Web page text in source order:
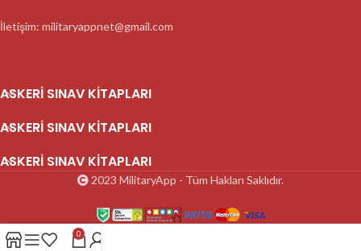
İletişim: militaryappnet@gmail.com
ASKERI SINAV KITAPLARI
ASKERI SINAV KITAPLARI
ASKERI SINAV KITAPLARI
2023 MilitaryApp - Tüm Hakları Saklıdır.
0